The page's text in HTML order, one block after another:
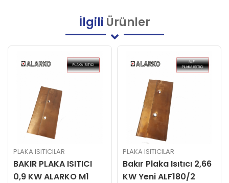
İlgili Ürünler
PLAKA ISITICILAR
Bakır Plaka Isıtıcı 2,66
KW Yeni ALF180/2
PLAKA ISITICILAR
BAKIR PLAKA ISITICI 1,8
KW ALARKO M1-1